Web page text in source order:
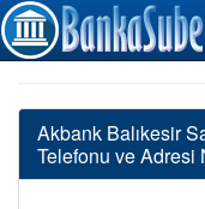
Akbank Balıkesir
Telefonu ve Adresi